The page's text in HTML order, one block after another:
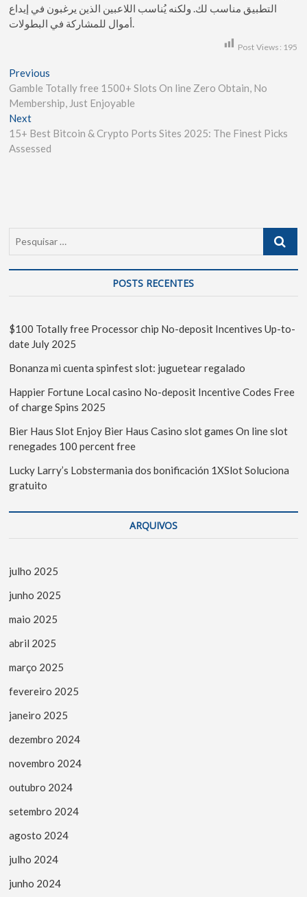
التطبيق مناسب لك. ولكنه يُناسب اللاعبين الذين يرغبون في إيداع
Post Views: 195
Previous
Gamble Totally free 1500+ Slots On line Zero Obtain, No
Membership, Just Enjoyable
Next
15+ Best Bitcoin & Crypto Ports Sites 2025: The Finest Picks
Assessed
POSTS RECENTES
$100 Totally free Processor chip No-deposit Incentives Up-to-
date July 2025
Bonanza mi cuenta spinfest slot: juguetear regalado
Happier Fortune Local casino No-deposit Incentive Codes Free
of charge Spins 2025
Bier Haus Slot Enjoy Bier Haus Casino slot games On line slot
renegades 100 percent free
Lucky Larry’s Lobstermania dos bonificación 1XSlot Soluciona
gratuito
ARQUIVOS
julho 2025
junho 2025
maio 2025
abril 2025
março 2025
fevereiro 2025
janeiro 2025
dezembro 2024
novembro 2024
outubro 2024
setembro 2024
agosto 2024
julho 2024
junho 2024